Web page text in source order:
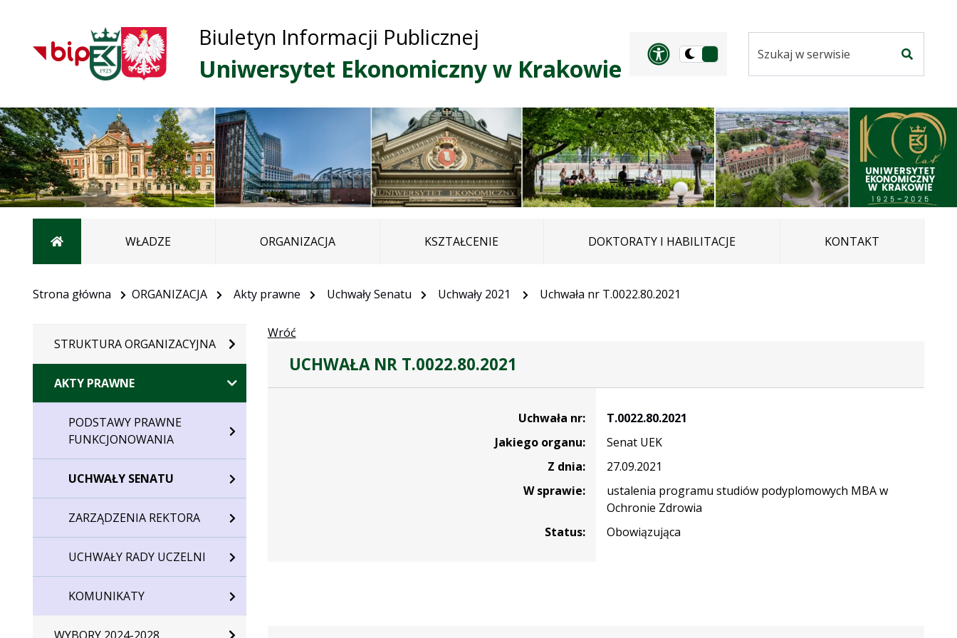
głównego menu
Przejdź do treści
Przejdź do mapy
serwisu
Biuletyn Informacji Publicznej
Uniwersytet Ekonomiczny w Krakowie
Panel dostosowania
Przełącz
ciemną
serwisie
Strona głównaWŁADZE ORGANIZACJA KSZTAŁCENIE DOKTORATY I HABILITACJE KONTAKT
Strona główna ORGANIZACJA Akty prawne Uchwały Senatu Uchwały 2021 Uchwała nr T.0022.80.2021
STRUKTURA ORGANIZACYJNA
AKTY PRAWNE
PODSTAWY PRAWNE
FUNKCJONOWANIA
UCHWAŁY SENATU
ZARZĄDZENIA REKTORA
UCHWAŁY RADY UCZELNI
KOMUNIKATY
Wróć
UCHWAŁA NR T.0022.80.2021
Uchwała nr:
T.0022.80.2021
Jakiego organu:
Senat UEK
Z dnia:
27.09.2021
W sprawie:
ustalenia programu studiów podyplomowych MBA w
Ochronie Zdrowia
Status:
Obowiązująca